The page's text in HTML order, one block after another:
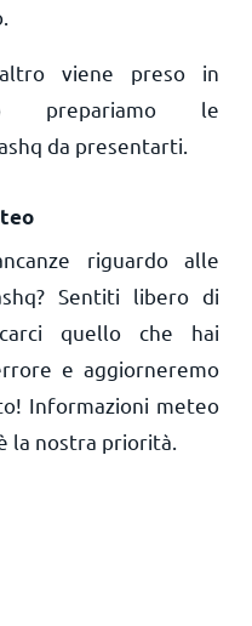
viene preso in
prepariamo le
da presentarti.
riguardo alle
Sentiti libero di
quello che hai
e aggiorneremo
Informazioni meteo
la nostra priorità.